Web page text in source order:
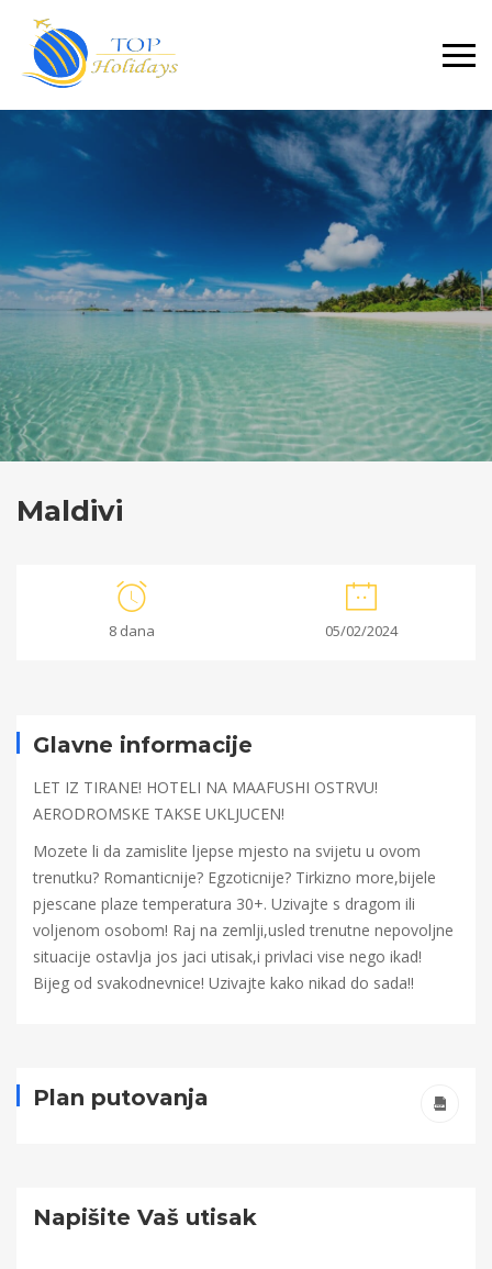
Primary
Menu
Maldivi
8 dana 05/02/2024
Maldivi
11-Glavne informacije
LET IZ TIRANE! HOTELI NA MAAFUSHI OSTRVU!
AERODROMSKE TAKSE UKLJUCEN!
Mozete li da zamislite ljepse mjesto na svijetu u ovom
trenutku? Romanticnije? Egzoticnije? Tirkizno more,bijele
pjescane plaze temperatura 30+. Uzivajte s dragom ili
voljenom osobom! Raj na zemlji,usled trenutne nepovoljne
situacije ostavlja jos jaci utisak,i privlaci vise nego ikad!
Bijeg od svakodnevnice! Uzivajte kako nikad do sada!!
Plan putovanja
Napišite Vaš utisak